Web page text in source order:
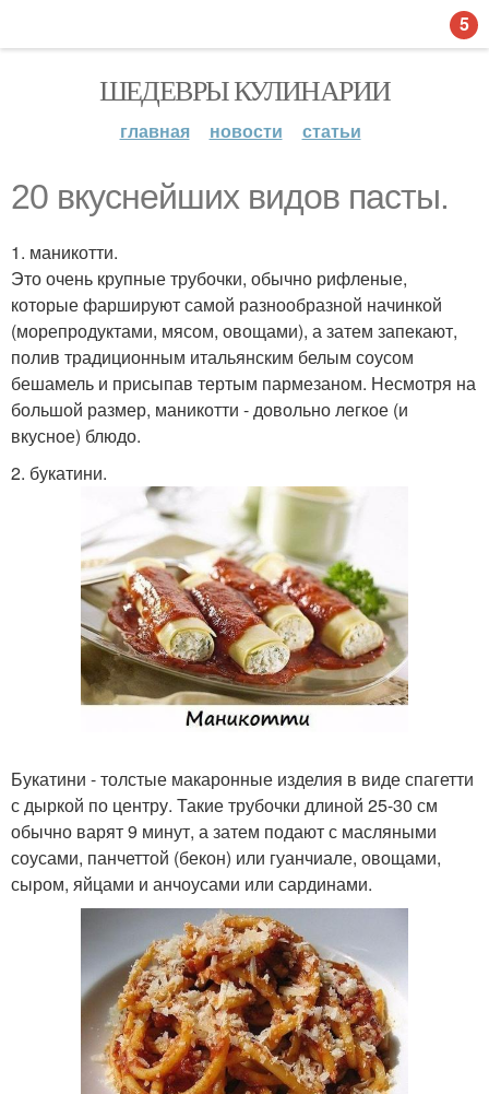
ШЕДЕВРЫ КУЛИНАРИИ
главная новости статьи
20 вкуснейших видов пасты.
1. маникотти.
Это очень крупные трубочки, обычно рифленые,
которые фаршируют самой разнообразной начинкой
(морепродуктами, мясом, овощами), а затем запекают,
полив традиционным итальянским белым соусом
бешамель и присыпав тертым пармезаном. Несмотря на
большой размер, маникотти - довольно легкое (и
вкусное) блюдо.
2. букатини.
Букатини - толстые макаронные изделия в виде спагетти
с дыркой по центру. Такие трубочки длиной 25-30 см
обычно варят 9 минут, а затем подают с масляными
соусами, панчеттой (бекон) или гуанчиале, овощами,
сыром, яйцами и анчоусами или сардинами.
5